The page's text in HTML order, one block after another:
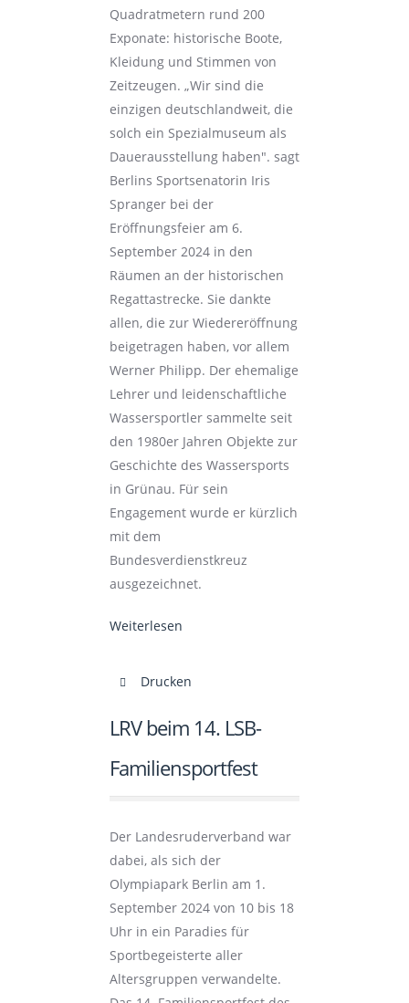
Quadratmetern rund 200
Exponate: historische Boote,
Kleidung und Stimmen von
Zeitzeugen. „Wir sind die
einzigen deutschlandweit, die
solch ein Spezialmuseum als
Dauerausstellung haben". sagt
Berlins Sportsenatorin Iris
Spranger bei der
Eröffnungsfeier am 6.
September 2024 in den
Räumen an der historischen
Regattastrecke. Sie dankte
allen, die zur Wiedereröffnung
beigetragen haben, vor allem
Werner Philipp. Der ehemalige
Lehrer und leidenschaftliche
Wassersportler sammelte seit
den 1980er Jahren Objekte zur
Geschichte des Wassersports
in Grünau. Für sein
Engagement wurde er kürzlich
mit dem
Bundesverdienstkreuz
ausgezeichnet.
Weiterlesen
Drucken
LRV beim 14. LSB-
Familiensportfest
Der Landesruderverband war
dabei, als sich der
Olympiapark Berlin am 1.
September 2024 von 10 bis 18
Uhr in ein Paradies für
Sportbegeisterte aller
Altersgruppen verwandelte.